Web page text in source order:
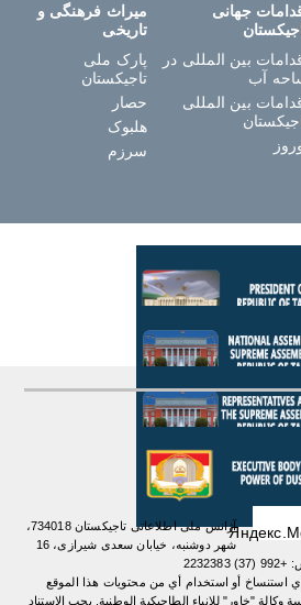
جهانی
بین المللی در
آب
بین المللی
میراث فرهنگی و
تاریخی
پارک ملی
تاجیکستان
حصار
هلبوک
سرزم
آژانس ملی اطلاعاتی تاجیکستان 734018،
شهر دوشنبه، خیابان سعدی شیرازی، 16
أو استخدام أي من محتويات هذا الموقع
"خاور" للانباء الطاجيكية الوطنية. یجب الاستناد